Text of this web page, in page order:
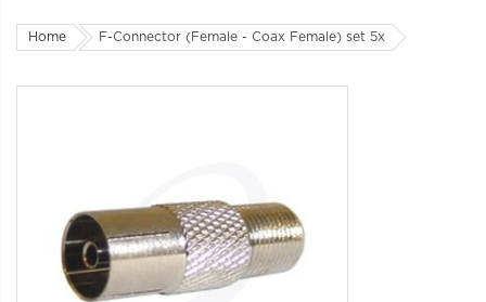
Home F-Connector (Female - Coax Female) set 5x